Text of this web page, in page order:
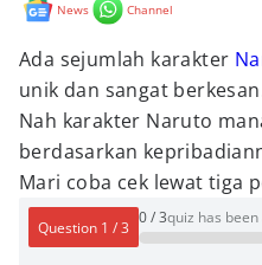
News Channel
Ada sejumlah karakter
unik dan sangat
Nah karakter Naruto
berdasarkan
Mari coba cek lewat tiga
Question 1 /3
0/3quiz has